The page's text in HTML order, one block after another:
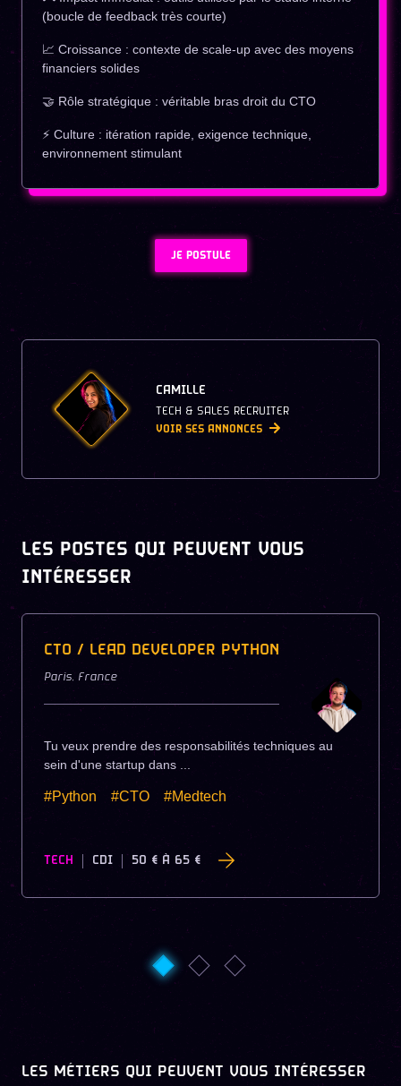
(boucle de feedback très courte)
📈 Croissance : contexte de scale-up avec des moyens
financiers solides
🤝 Rôle stratégique : véritable bras droit du CTO
⚡ Culture : itération rapide, exigence technique,
environnement stimulant
JE POSTULE
CAMILLE
TECH & SALES RECRUITER
VOIR SES ANNONCES
LES POSTES QUI PEUVENT VOUS
INTÉRESSER
CTO / LEAD DEVELOPER PYTHON
Paris, France
Tu veux prendre des responsabilités techniques au
sein d'une startup dans ...
#Python #CTO #Medtech
TECH CDI 50 € À 65 €
LES MÉTIERS QUI PEUVENT VOUS INTÉRESSER